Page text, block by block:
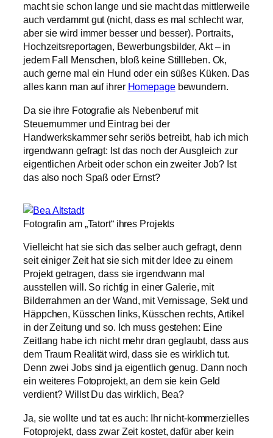
macht sie schon lange und sie macht das mittlerweile
auch verdammt gut (nicht, dass es mal schlecht war,
aber sie wird immer besser und besser). Portraits,
Hochzeitsreportagen, Bewerbungsbilder, Akt – in
jedem Fall Menschen, bloß keine Stillleben. Ok,
auch gerne mal ein Hund oder ein süßes Küken. Das
alles kann man auf ihrer Homepagebewundern.
Da sie ihre Fotografie als Nebenberuf mit
Steuernummer und Eintrag bei der
Handwerkskammer sehr seriös betreibt, hab ich mich
irgendwann gefragt: Ist das noch der Ausgleich zur
eigentlichen Arbeit oder schon ein zweiter Job? Ist
das also noch Spaß oder Ernst?
Fotografin am „Tatort“ ihres Projekts
Vielleicht hat sie sich das selber auch gefragt, denn
seit einiger Zeit hat sie sich mit der Idee zu einem
Projekt getragen, dass sie irgendwann mal
ausstellen will. So richtig in einer Galerie, mit
Bilderrahmen an der Wand, mit Vernissage, Sekt und
Häppchen, Küsschen links, Küsschen rechts, Artikel
in der Zeitung und so. Ich muss gestehen: Eine
Zeitlang habe ich nicht mehr dran geglaubt, dass aus
dem Traum Realität wird, dass sie es wirklich tut.
Denn zwei Jobs sind ja eigentlich genug. Dann noch
ein weiteres Fotoprojekt, an dem sie kein Geld
verdient? Willst Du das wirklich, Bea?
Ja, sie wollte und tat es auch: Ihr nicht-kommerzielles
Fotoprojekt, dass zwar Zeit kostet, dafür aber kein